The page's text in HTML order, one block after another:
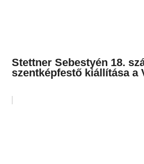
Stettner Sebestyén 18.
szentképfestő kiállítása a